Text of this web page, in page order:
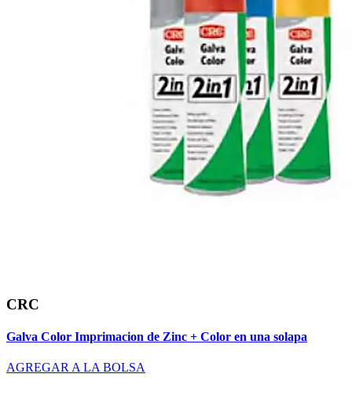
CRC
Galva Color Imprimacion de Zinc + Color en una solapa
AGREGAR A LA BOLSA